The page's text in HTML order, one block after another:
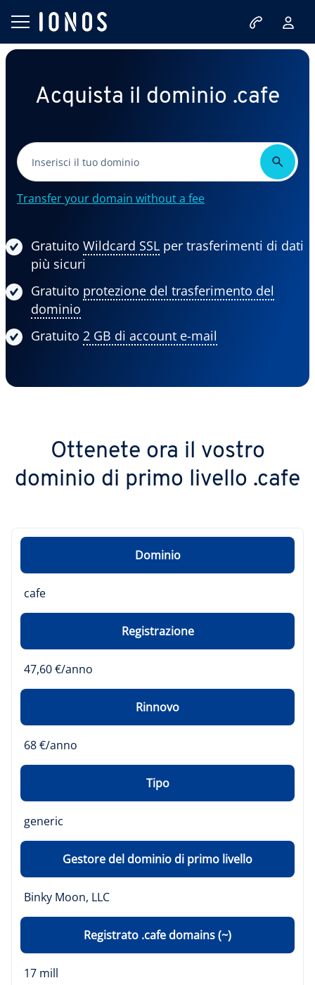
Acquista il dominio .cafe
Transfer your domain without a fee
Gratuito Wildcard SSL per trasferimenti di dati
più sicuri
Gratuito protezione del trasferimento del
dominio
Gratuito 2 GB di account e-mail
Ottenete ora il vostro
dominio di primo livello .cafe
Dominio
cafe
Registrazione
47,60 €/anno
Rinnovo
68 €/anno
Tipo
generic
Gestore del dominio di primo livello
Binky Moon, LLC
Registrato .cafe domains (~)
17 mill